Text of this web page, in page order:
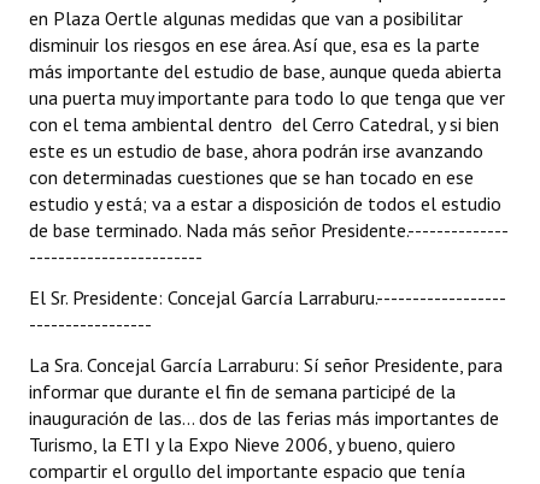
en Plaza Oertle algunas medidas que van a posibilitar
disminuir los riesgos en ese área. Así que, esa es la parte
más importante del estudio de base, aunque queda abierta
una puerta muy importante para todo lo que tenga que ver
con el tema ambiental dentro del Cerro Catedral, y si bien
este es un estudio de base, ahora podrán irse avanzando
con determinadas cuestiones que se han tocado en ese
estudio y está; va a estar a disposición de todos el estudio
de base terminado. Nada más señor Presidente.--------------
------------------------
El Sr. Presidente: Concejal García Larraburu.------------------
-----------------
La Sra. Concejal García Larraburu: Sí señor Presidente, para
informar que durante el fin de semana participé de la
inauguración de las... dos de las ferias más importantes de
Turismo, la ETI y la Expo Nieve 2006, y bueno, quiero
compartir el orgullo del importante espacio que tenía